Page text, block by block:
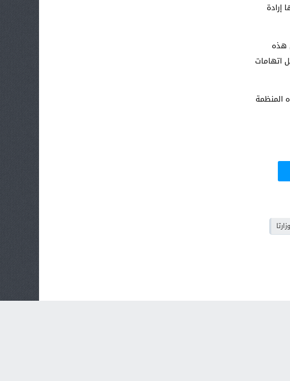
إرادة
هذه
اتهامات
المنظمة
وزارتا